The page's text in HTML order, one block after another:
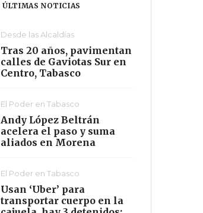
ÚLTIMAS NOTICIAS
Desde las Alcaldías
Tras 20 años, pavimentan
calles de Gaviotas Sur en
Centro, Tabasco
El Poder en Tabasco
Andy López Beltrán
acelera el paso y suma
aliados en Morena
El Poder en Tabasco
Usan ‘Uber’ para
transportar cuerpo en la